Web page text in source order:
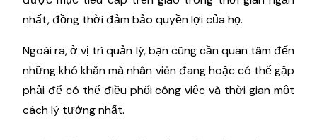
nhất, đồng thời đảm bảo quyền lợi của họ.
Ngoài ra, ở vị trí quản lý, bạn cũng cần quan tâm đến
những khó khăn mà nhân viên đang hoặc có thể gặp
phải để có thể điều phối công việc và thời gian một
cách lý tưởng nhất.